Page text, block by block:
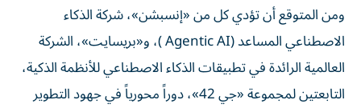
ومن المتوقع أن تؤدي كل من «إنسبشن»، شركة الذكاء
الاصطناعي المساعد (Agentic AI )، و«بريسايت»، الشركة
العالمية الرائدة في تطبيقات الذكاء الاصطناعي للأنظمة الذكية،
التابعتين لمجموعة «جي 42»، دوراً محورياً في جهود التطوير